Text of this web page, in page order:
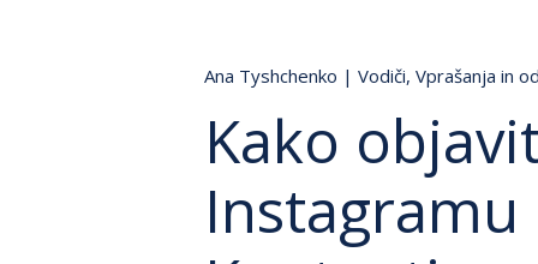
Ana Tyshchenko | Vodiči, Vprašanja in
Kako